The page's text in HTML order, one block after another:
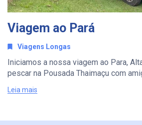
Viagem ao Pará
Viagens Longas
Iniciamos a nossa viagem ao Para,
pescar na Pousada Thaimaçu com
Leia mais